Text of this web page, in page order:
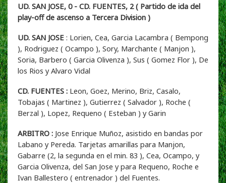
UD. SAN JOSE, 0 - CD. FUENTES, 2 ( Partido de ida del
play-off de ascenso a Tercera Division )
UD. SAN JOSE : Lorien, Cea, Garcia Lacambra ( Bempong
), Rodriguez ( Ocampo ), Sory, Marchante ( Manjon ),
Soria, Barbero ( Garcia Olivenza ), Sus ( Gomez Flor ), De
los Rios y Alvaro Vidal
CD. FUENTES : Leon, Goez, Merino, Briz, Casalo,
Tobajas ( Martinez ), Gutierrez ( Salvador ), Roche (
Berzal ), Lopez, Requeno ( Esteban ) y Garin
ARBITRO : Jose Enrique Muñoz, asistido en bandas por
Labano y Pereda. Tarjetas amarillas para Manjon,
Gabarre (2, la segunda en el min. 83 ), Cea, Ocampo, y
Garcia Olivenza, del San Jose y para Requeno, Roche e
Ivan Ballestero ( entrenador ) del Fuentes.